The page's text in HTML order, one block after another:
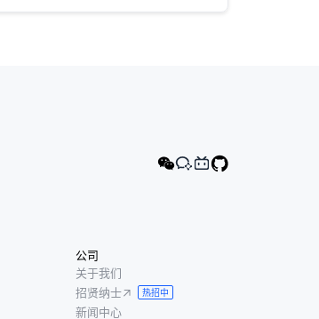
公司
关于我们
招贤纳士
热招中
新闻中心